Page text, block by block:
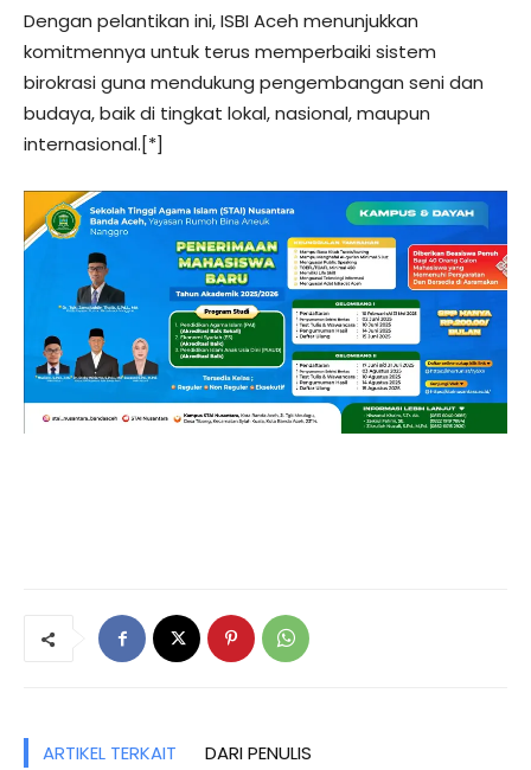
Dengan pelantikan ini, ISBI Aceh menunjukkan
komitmennya untuk terus memperbaiki sistem
birokrasi guna mendukung pengembangan seni dan
budaya, baik di tingkat lokal, nasional, maupun
internasional.[*]
ARTIKEL TERKAIT DARI PENULIS